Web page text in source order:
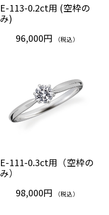
E-113-0.2ct用 (空枠の
み)
96,000円
（税込）
E-111-0.3ct用（空枠の
み）
98,000円
（税込）